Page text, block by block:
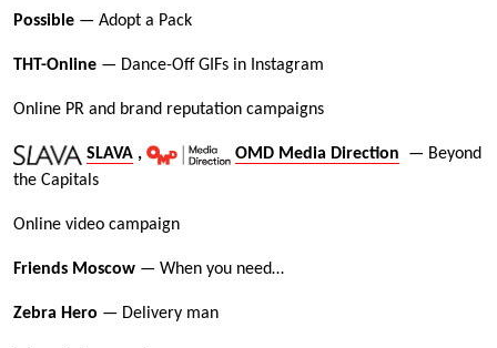
Possible — Adopt a Pack
ТНТ-Online — Dance-Off GIFs in Instagram
Online PR and brand reputation campaigns
SLAVA , OMD Media Direction
— Beyond
the Capitals
Online video campaign
Friends Moscow — When you need…
Zebra Hero — Delivery man